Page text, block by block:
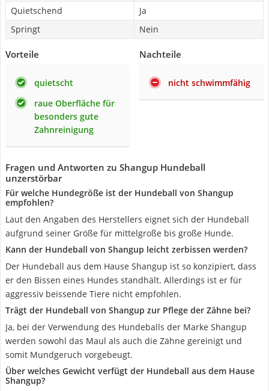
Quietschend
Ja
Springt
Nein
Vorteile
quietscht
raue Oberfläche für
besonders gute
Zahnreinigung
Nachteile
nicht schwimmfähig
Fragen und Antworten zu Shangup Hundeball
unzerstörbar
Für welche Hundegröße ist der Hundeball von Shangup
empfohlen?
Laut den Angaben des Herstellers eignet sich der Hundeball
aufgrund seiner Größe für mittelgroße bis große Hunde.
Kann der Hundeball von Shangup leicht zerbissen werden?
Der Hundeball aus dem Hause Shangup ist so konzipiert, dass
er den Bissen eines Hundes standhält. Allerdings ist er für
aggressiv beissende Tiere nicht empfohlen.
Trägt der Hundeball von Shangup zur Pflege der Zähne bei?
Ja, bei der Verwendung des Hundeballs der Marke Shangup
werden sowohl das Maul als auch die Zähne gereinigt und
somit Mundgeruch vorgebeugt.
Über welches Gewicht verfügt der Hundeball aus dem Hause
Shangup?